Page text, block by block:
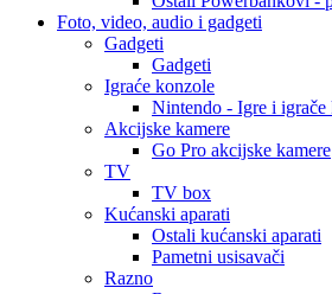
Foto, video, audio i gadgeti
Gadgeti
Gadgeti
Igraće konzole
Nintendo - Igre i igrače
Akcijske kamere
Go Pro akcijske kamere
TV
TV box
Kućanski aparati
Ostali kućanski aparati
Pametni usisavači
Razno